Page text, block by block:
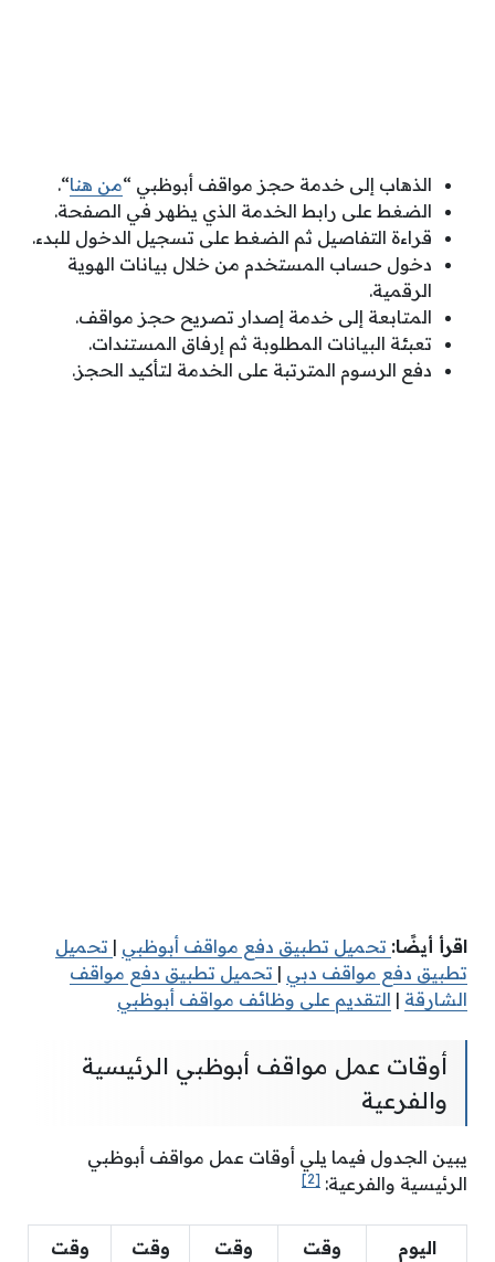
الذهاب إلى خدمة حجز مواقف أبوظبي “من هنا“.
الضغط على رابط الخدمة الذي يظهر في الصفحة.
قراءة التفاصيل ثم الضغط على تسجيل الدخول للبدء.
دخول حساب المستخدم من خلال بيانات الهوية
الرقمية.
المتابعة إلى خدمة إصدار تصريح حجز مواقف.
تعبئة البيانات المطلوبة ثم إرفاق المستندات.
دفع الرسوم المترتبة على الخدمة لتأكيد الحجز.
اقرأ أيضًا: تحميل تطبيق دفع مواقف أبوظبي | تحميل
تطبيق دفع مواقف دبي | تحميل تطبيق دفع مواقف
الشارقة | التقديم على وظائف مواقف أبوظبي
أوقات عمل مواقف أبوظبي الرئيسية
والفرعية
يبين الجدول فيما يلي أوقات عمل مواقف أبوظبي
الرئيسية والفرعية: [2]
اليوم
وقت
وقت
وقت
وقت